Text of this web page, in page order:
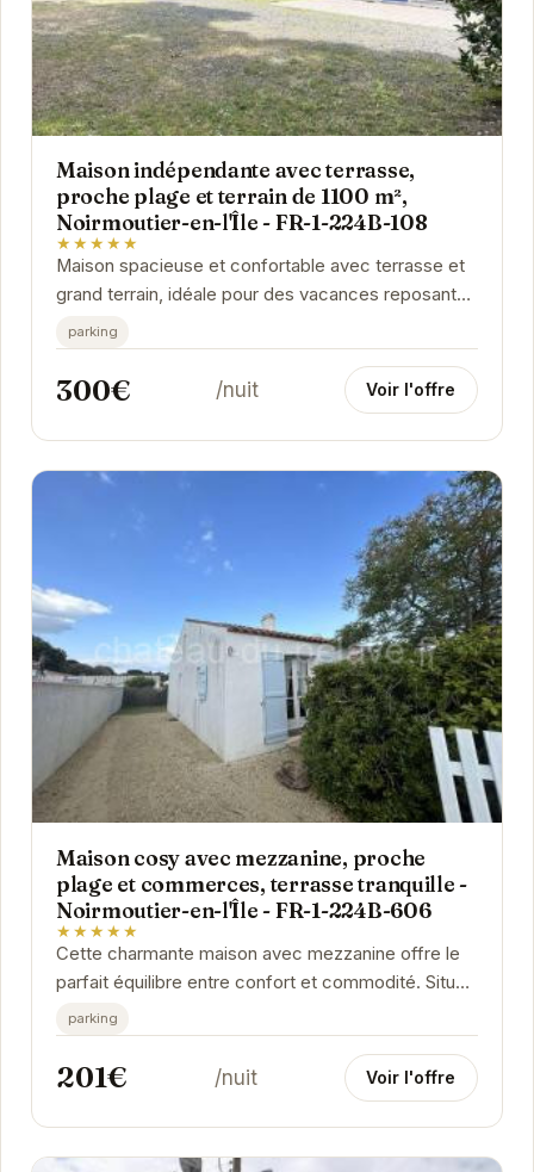
Maison indépendante avec terrasse,
proche plage et terrain de 1100 m²,
Noirmoutier-en-l'Île - FR-1-224B-108
★★★★★
Maison spacieuse et confortable avec terrasse et
grand terrain, idéale pour des vacances reposantes
à Noirmoutier-en-l'Île. Proche de la plage et...
parking
300€ /nuit Voir l'offre
Maison cosy avec mezzanine, proche
plage et commerces, terrasse tranquille -
Noirmoutier-en-l'Île - FR-1-224B-606
★★★★★
Cette charmante maison avec mezzanine offre le
parfait équilibre entre confort et commodité. Située
à proximité des plages et des commerces de...
parking
201€ /nuit Voir l'offre